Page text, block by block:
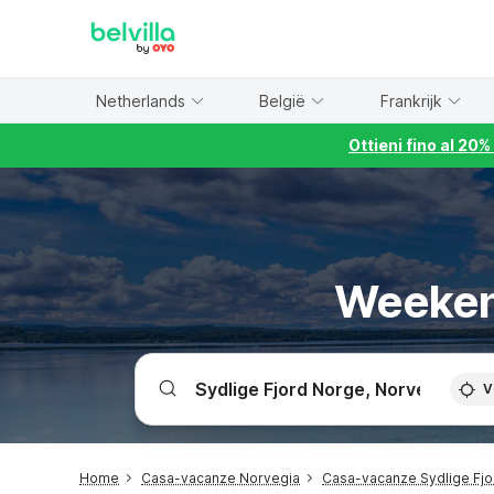
Netherlands België Frankrijk
Ottieni fino al
Home Casa-vacanze Norvegia Casa-vacanze Sydlige